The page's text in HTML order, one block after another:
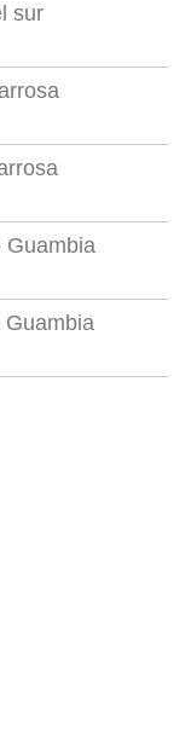
sur
Guambia
Guambia